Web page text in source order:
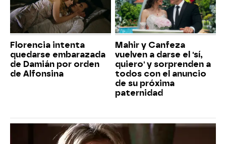
Florencia intenta
quedarse embarazada
de Damián por orden
de Alfonsina
Mahir y Canfeza
vuelven a darse el 'sí,
quiero' y sorprenden a
todos con el anuncio
de su próxima
paternidad